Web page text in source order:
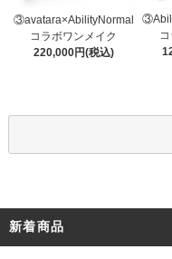
③avatara×AbilityNormal
コラボワンメイク
220,000円(税込)
新着商品